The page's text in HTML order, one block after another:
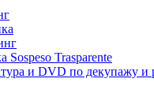
Sospeso Trasparente
и DVD по декупажу и